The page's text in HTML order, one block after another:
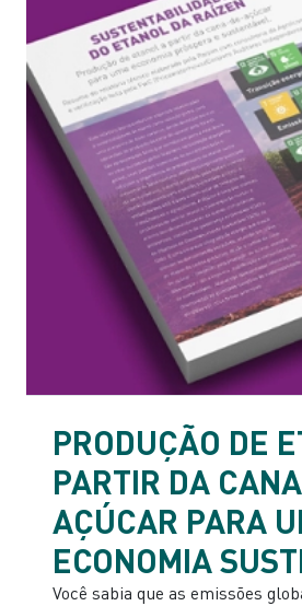
PRODUÇÃO DE
PARTIR DA
AÇÚCAR PARA
ECONOMIA
Você sabia que as emissões